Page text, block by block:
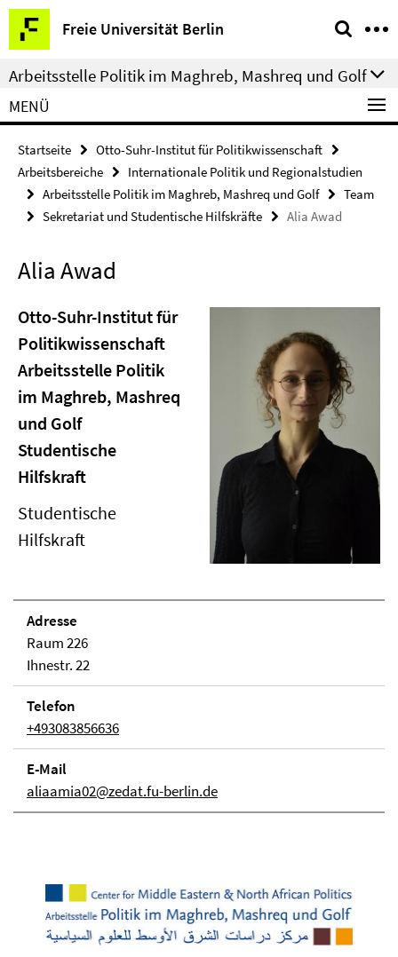
Springe
direkt
zu
Inhalt
Freie Universität Berlin
Service-
Navigation
Arbeitsstelle Politik im Maghreb, Mashreq und Golf
MENÜ
Startseite
Otto-Suhr-Institut für Politikwissenschaft
Arbeitsbereiche
Internationale Politik und Regionalstudien
Arbeitsstelle Politik im Maghreb, Mashreq und Golf
Team
Sekretariat und Studentische Hilfskräfte
Alia Awad
Alia Awad
Otto-Suhr-Institut für
Politikwissenschaft
Arbeitsstelle Politik
im Maghreb, Mashreq
und Golf
Studentische
Hilfskraft
Studentische
Hilfskraft
Adresse
Raum 226
Ihnestr. 22
Telefon
+493083856636
E-Mail
aliaamia02@zedat.fu-berlin.de